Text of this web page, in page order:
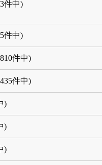
件中)
件中)
件中)
件中)
)
)
)